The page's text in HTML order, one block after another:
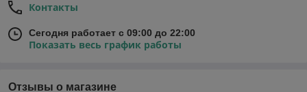
Контакты
Сегодня работает с 09:00 до 22:00
Показать весь график работы
Отзывы о магазине